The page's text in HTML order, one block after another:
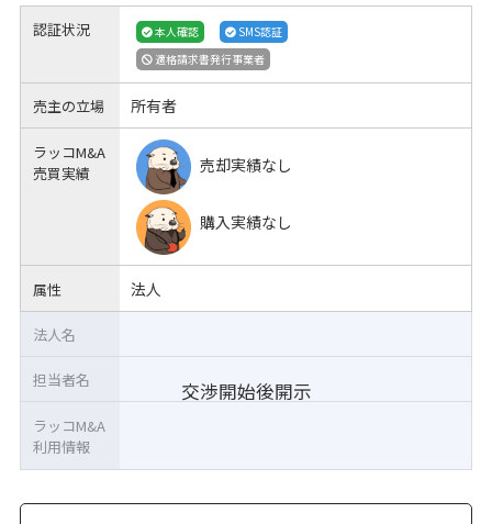
認証状況 本人確認
SMS認証
適格請求書発行事業者
売主の立場 所有者
ラッコM&A
売買実績
売却実績なし
購入実績なし
属性 法人
交渉開始後開示
法人名
担当者名
ラッコM&A
利用情報